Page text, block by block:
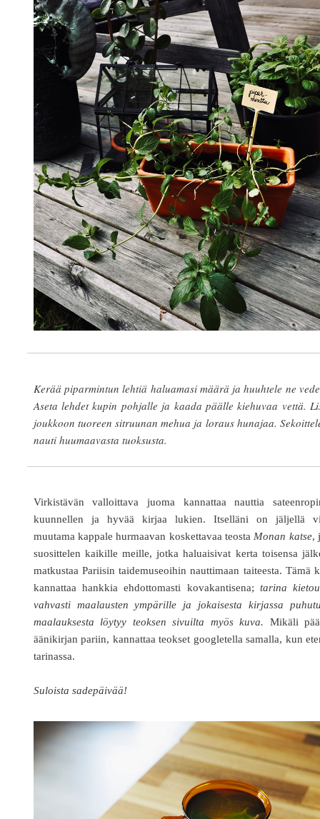
Kerää piparmintun lehtiä haluamasi määrä ja huuhtele ne
Aseta lehdet kupin pohjalle ja kaada päälle kiehuvaa vettä.
joukkoon tuoreen sitruunan mehua ja loraus hunajaa.
nauti huumaavasta tuoksusta.
Virkistävän valloittava juoma kannattaa nauttia
kuunnellen ja hyvää kirjaa lukien. Itselläni on jäljellä
muutama kappale hurmaavan koskettavaa teosta Monan katse,
suosittelen kaikille meille, jotka haluaisivat kerta toisensa
matkustaa Pariisin taidemuseoihin nauttimaan taiteesta. Tämä
kannattaa hankkia ehdottomasti kovakantisena; tarina
vahvasti maalausten ympärille ja jokaisesta kirjassa
maalauksesta löytyy teoksen sivuilta myös kuva. Mikäli
äänikirjan pariin, kannattaa teokset googletella samalla, kun
tarinassa.
Suloista sadepäivää!